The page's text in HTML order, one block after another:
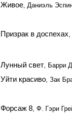
Живое, Даниэль
Призрак в доспехах,
Лунный свет, Барри
Уйти красиво, Зак
Форсаж 8, Ф. Гэри